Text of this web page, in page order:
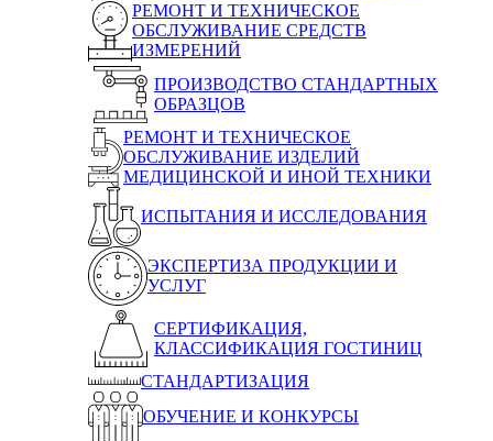
РЕМОНТ И ТЕХНИЧЕСКОЕ
ОБСЛУЖИВАНИЕ СРЕДСТВ
ИЗМЕРЕНИЙ
ПРОИЗВОДСТВО СТАНДАРТНЫХ
ОБРАЗЦОВ
РЕМОНТ И ТЕХНИЧЕСКОЕ
ОБСЛУЖИВАНИЕ ИЗДЕЛИЙ
МЕДИЦИНСКОЙ И ИНОЙ ТЕХНИКИ
ИСПЫТАНИЯ И ИССЛЕДОВАНИЯ
ЭКСПЕРТИЗА ПРОДУКЦИИ И
УСЛУГ
СЕРТИФИКАЦИЯ,
КЛАССИФИКАЦИЯ ГОСТИНИЦ
СТАНДАРТИЗАЦИЯ
ОБУЧЕНИЕ И КОНКУРСЫ